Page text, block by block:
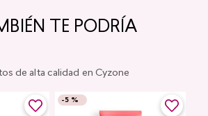
TE PODRÍA
de alta calidad en Cyzone
-5 %